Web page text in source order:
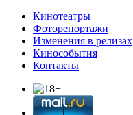
Кинотеатры
Фоторепортажи
Изменения в релизах
Кинособытия
Контакты